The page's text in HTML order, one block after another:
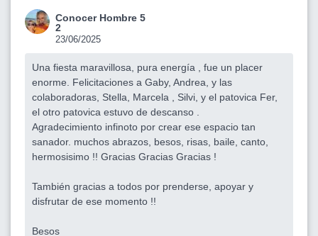
Conocer Hombre 5
2
23/06/2025
Una fiesta maravillosa, pura energía , fue un placer
enorme. Felicitaciones a Gaby, Andrea, y las
colaboradoras, Stella, Marcela , Silvi, y el patovica Fer,
el otro patovica estuvo de descanso .
Agradecimiento infinoto por crear ese espacio tan
sanador. muchos abrazos, besos, risas, baile, canto,
hermosisimo !! Gracias Gracias Gracias !
También gracias a todos por prenderse, apoyar y
disfrutar de ese momento !!
Besos